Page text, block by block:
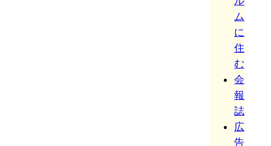
ム
に
住
む
会
報
誌
広
告